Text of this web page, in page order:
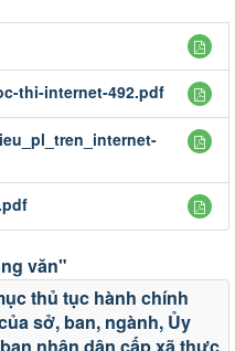
thi-internet-492.pdf
văn"
thủ tục hành chính
sở, ban, ngành, Ủy
nhân dân cấp xã thực